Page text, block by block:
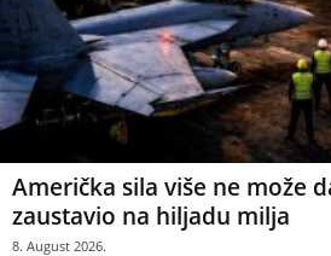
Američka sila više ne može
zaustavio na hiljadu milja
8. August 2026.